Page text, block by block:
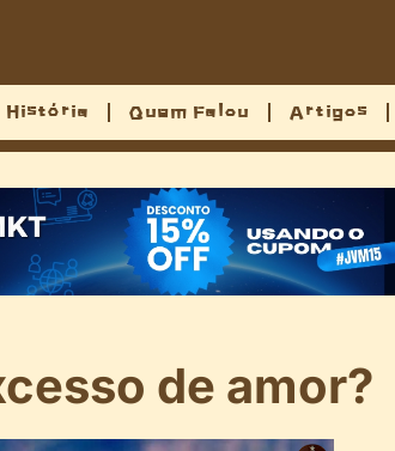
História Quem Falou Artigos
de amor?